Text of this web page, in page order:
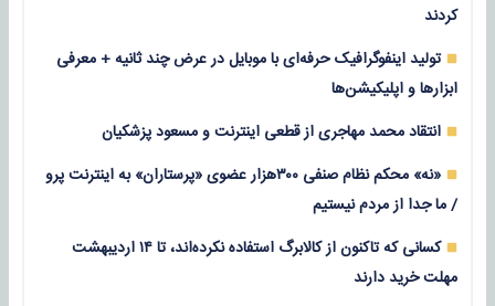
کردند
تولید اینفوگرافیک حرفه‌ای با موبایل در عرض چند ثانیه + معرفی
ابزارها و اپلیکیشن‌ها
انتقاد محمد مهاجری از قطعی اینترنت و مسعود پزشکیان
«نه» محکم نظام صنفی ۳۰۰هزار عضوی «پرستاران» به اینترنت پرو
/ ما جدا از مردم نیستیم
کسانی که تاکنون از کالابرگ استفاده نکرده‌اند، تا ۱۴ اردیبهشت
مهلت خرید دارند